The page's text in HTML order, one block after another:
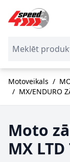
Skip to Content
Motoveikals /
/ MX/ENDURO
Moto
MX